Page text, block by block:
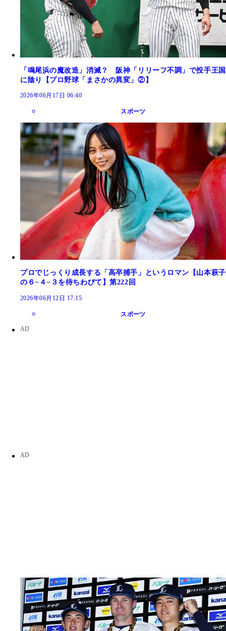
「鳴尾浜の魔改造」消滅？ 阪神「リリーフ不調」で投手王国
に陰り【プロ野球「まさかの異変」②】
2026年06月17日 06:40
スポーツ
プロでじっくり成長する「高卒捕手」というロマン【山本萩子
の６−４−３を待ちわびて】第222回
2026年06月12日 17:15
スポーツ